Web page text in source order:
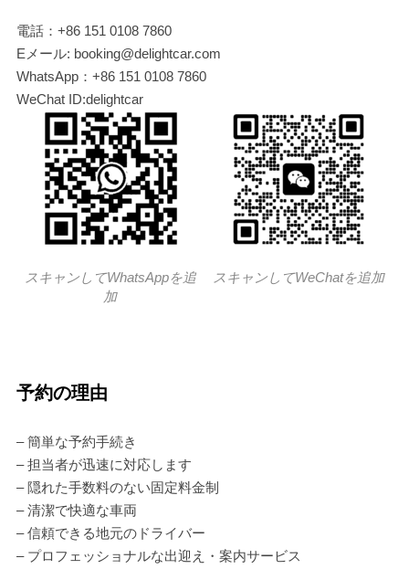
電話：+86 151 0108 7860
Eメール: booking@delightcar.com
WhatsApp：+86 151 0108 7860
WeChat ID:delightcar
スキャンしてWhatsAppを追
加
スキャンしてWeChatを追加
予約の理由
– 簡単な予約手続き
– 担当者が迅速に対応します
– 隠れた手数料のない固定料金制
– 清潔で快適な車両
– 信頼できる地元のドライバー
– プロフェッショナルな出迎え・案内サービス